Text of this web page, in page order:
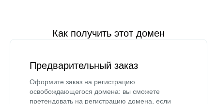
Как получить этот домен
Предварительный заказ
Оформите заказ на регистрацию
освобождающегося домена: вы сможете
претендовать на регистрацию домена, если